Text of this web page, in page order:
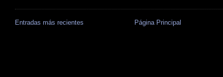
Entradas más recientes Página Principal